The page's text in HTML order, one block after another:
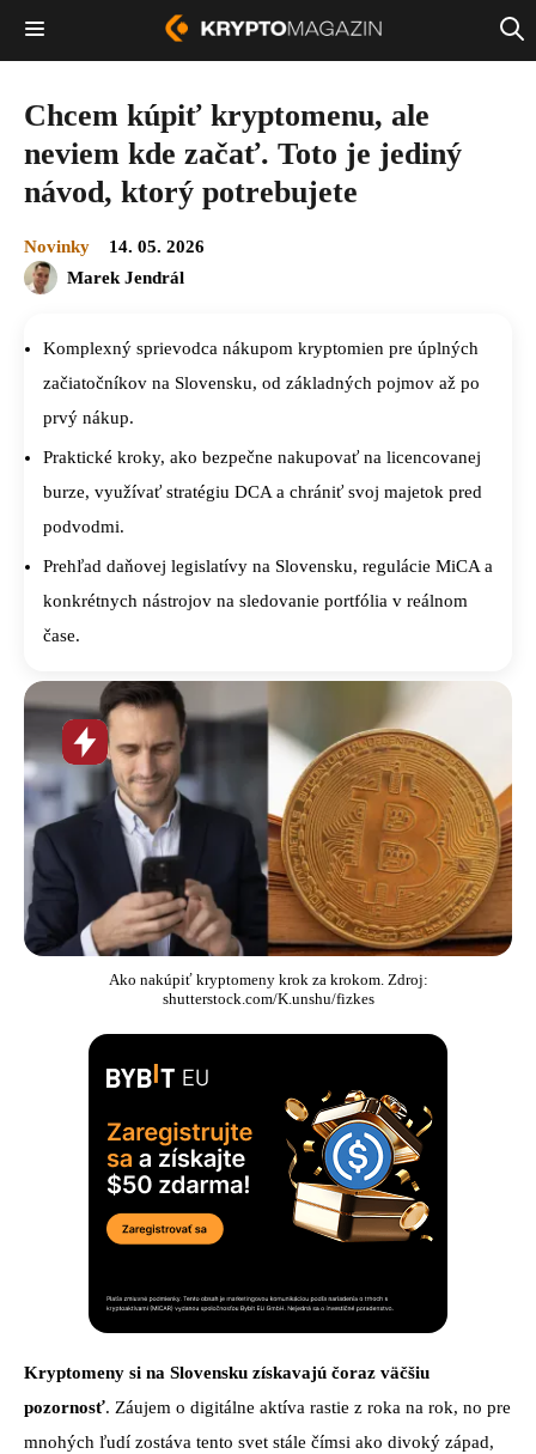
Chcem kúpiť kryptomenu, ale
neviem kde začať. Toto je jediný
návod, ktorý potrebujete
Novinky
14. 05. 2026
Marek Jendrál
Komplexný sprievodca nákupom kryptomien pre úplných
začiatočníkov na Slovensku, od základných pojmov až po
prvý nákup.
Praktické kroky, ako bezpečne nakupovať na licencovanej
burze, využívať stratégiu DCA a chrániť svoj majetok pred
podvodmi.
Prehľad daňovej legislatívy na Slovensku, regulácie MiCA a
konkrétnych nástrojov na sledovanie portfólia v reálnom
čase.
Horúca
novinka
Ako nakúpiť kryptomeny krok za krokom. Zdroj:
shutterstock.com/K.unshu/fizkes
Kryptomeny si na Slovensku získavajú čoraz väčšiu
pozornosť. Záujem o digitálne aktíva rastie z roka na rok, no pre
mnohých ľudí zostáva tento svet stále čímsi ako divoký západ,